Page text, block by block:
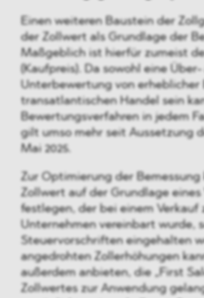
Einen weiteren Baustein der
der Zollwert als Grundlage der
Maßgeblich ist hierfür zumeist
(Kaufpreis). Da sowohl eine
Unterbewertung von erheblicher
transatlantischen Handel sein
Bewertungsverfahren in jedem
gilt umso mehr seit Aussetzung
Mai 2025.
Zur Optimierung der
Zollwert auf der Grundlage eines
festlegen, der bei einem Verkauf
Unternehmen vereinbart wurde,
Steuervorschriften eingehalten
angedrohten Zollerhöhungen
außerdem anbieten, die „First
Zollwertes zur Anwendung